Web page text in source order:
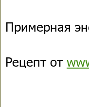
Примерная
Рецепт от